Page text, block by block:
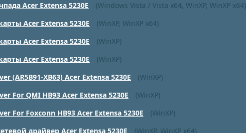
Acer Extensa 5230E
(Windows Vista / Vista x64, WinXP, WinXP x64)
Acer Extensa 5230E
(WinXP, WinXP x64)
Acer Extensa 5230E
(WinXP)
Acer Extensa 5230E
(WinXP)
(AR5B91-XB63) Acer Extensa 5230E
(WinXP)
For QMI HB93 Acer Extensa 5230E
(WinXP)
For Foxconn HB93 Acer Extensa 5230E
(WinXP)
драйвер Acer Extensa 5230E
(WinXP, WinXP x64)